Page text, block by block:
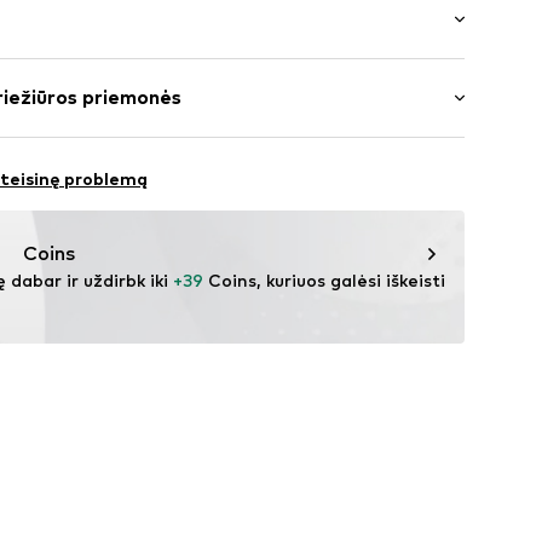
ilgio
Laisva forma
priemonės
– PES
problemą
Coins
dabar ir uždirbk iki +39 Coins, kuriuos galėsi iškeisti